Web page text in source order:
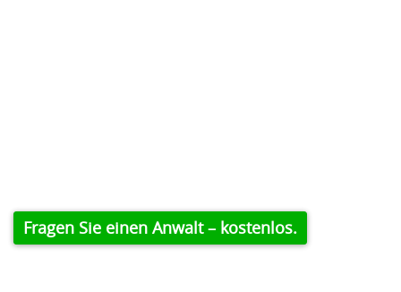
Fragen Sie einen Anwalt – kostenlos.